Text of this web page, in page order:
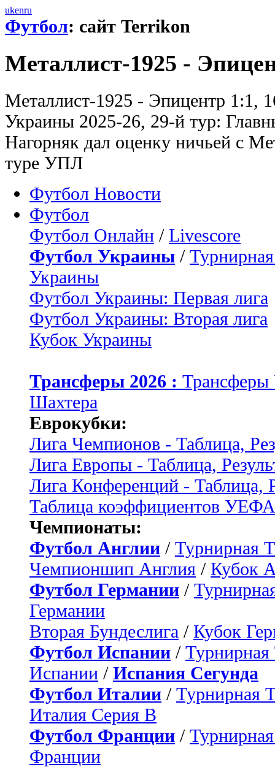
ukenru
Футбол: сайт Terrikon
Металлист-1925 -
Металлист-1925 - Эпицентр 1:1,
Украины 2025-26, 29-й тур:
Нагорняк дал оценку ничьей с
туре УПЛ
Футбол Новости
Футбол
Футбол Онлайн / Livescore
Футбол Украины /
Украины
Футбол Украины: Первая лига
Футбол Украины: Вторая лига
Кубок Украины
Трансферы 2026 :
Шахтера
Еврокубки:
Лига Чемпионов - Таблица,
Лига Европы - Таблица,
Лига Конференций - Таблица,
Таблица коэффициентов УЕФА
Чемпионаты:
Футбол Англии / Турнирная
Чемпионшип Англия / Кубок
Футбол Германии /
Германии
Вторая Бундеслига / Кубок
Футбол Испании / Турнирная
Испании / Испания Сегунда
Футбол Италии / Турнирная
Италия Серия B
Футбол Франции /
Франции